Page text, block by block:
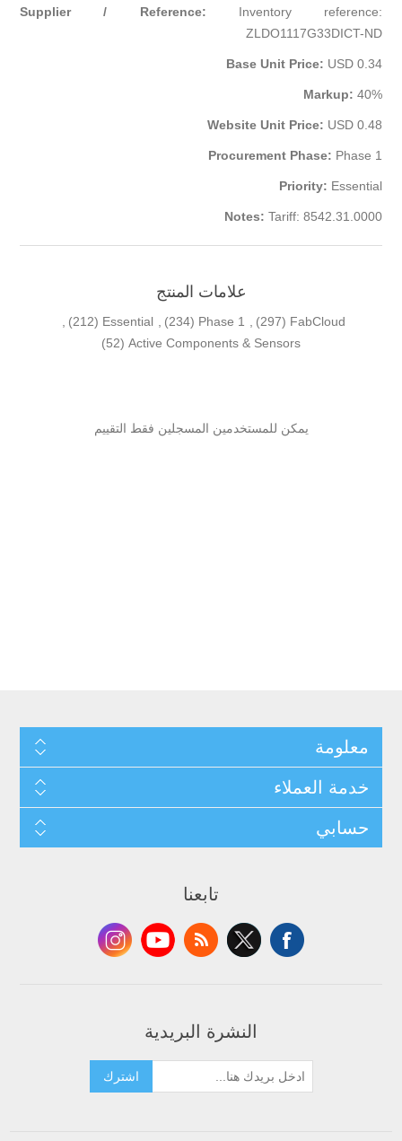
Supplier / Reference: Inventory reference:
ZLDO1117G33DICT-ND
Base Unit Price: USD 0.34
Markup: 40%
Website Unit Price: USD 0.48
Procurement Phase: Phase 1
Priority: Essential
Notes: Tariff: 8542.31.0000
علامات المنتج
FabCloud
(297)
Phase 1
(234)
Essential
(212)
Active Components & Sensors
(52)
يمكن للمستخدمين المسجلين فقط التقييم
معلومة
خدمة العملاء
حسابي
تابعنا
النشرة البريدية
اشترك